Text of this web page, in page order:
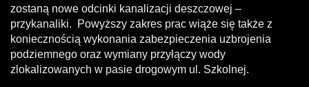
zostaną nowe odcinki kanalizacji deszczowej –
przykanaliki. Powyższy zakres prac wiąże się także z
koniecznością wykonania zabezpieczenia uzbrojenia
podziemnego oraz wymiany przyłączy wody
zlokalizowanych w pasie drogowym ul. Szkolnej.